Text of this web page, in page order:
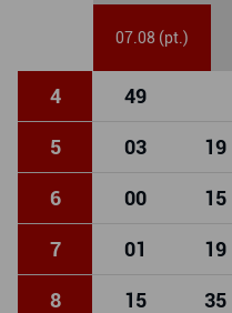
07.08 (pt.)
4 49
5 03 19
6 00 15
7 01 19
8 15 35